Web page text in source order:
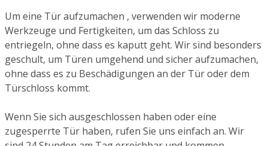
Um eine Tür aufzumachen , verwenden wir moderne
Werkzeuge und Fertigkeiten, um das Schloss zu
entriegeln, ohne dass es kaputt geht. Wir sind besonders
geschult, um Türen umgehend und sicher aufzumachen,
ohne dass es zu Beschädigungen an der Tür oder dem
Türschloss kommt.
Wenn Sie sich ausgeschlossen haben oder eine
zugesperrte Tür haben, rufen Sie uns einfach an. Wir